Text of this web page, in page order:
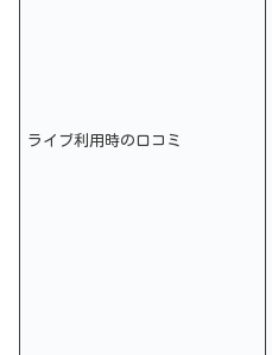
ライブ利用時の口コミ